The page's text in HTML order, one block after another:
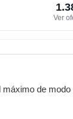
Ver
de